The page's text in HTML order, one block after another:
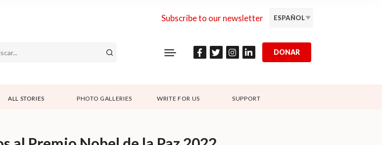
Subscribe to our newsletter ESPAÑOL
DONAR
ALL STORIES PHOTO GALLERIES WRITE FOR US SUPPORT